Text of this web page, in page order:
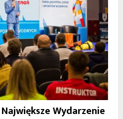
Wydarzenie